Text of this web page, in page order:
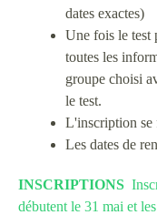
dates exactes)
Une fois le test
toutes les
groupe choisi
le test.
L'inscription se
Les dates de
INSCRIPTIONS
débutent le 31 mai et